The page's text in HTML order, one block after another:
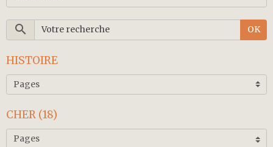
OK
HISTOIRE
CHER (18)